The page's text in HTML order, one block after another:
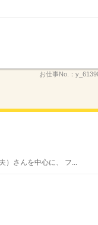
お仕事No.：
さんを中心に、 フ...